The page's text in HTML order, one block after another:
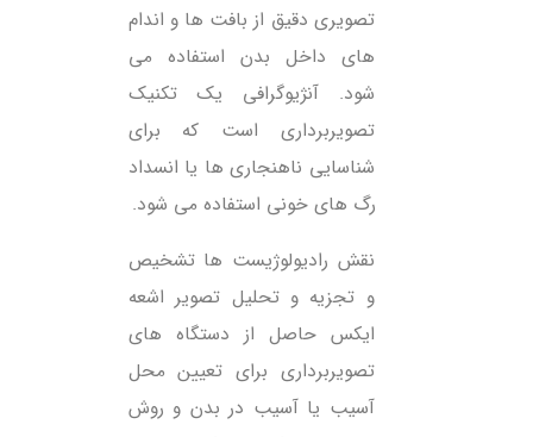
تصویری دقیق از بافت ها و اندام
های داخل بدن استفاده می
شود. آنژیوگرافی یک تکنیک
تصویربرداری است که برای
شناسایی ناهنجاری ها یا انسداد
رگ های خونی استفاده می شود.
نقش رادیولوژیست ها تشخیص
و تجزیه و تحلیل تصویر اشعه
ایکس حاصل از دستگاه های
تصویربرداری برای تعیین محل
آسیب یا آسیب در بدن و روش